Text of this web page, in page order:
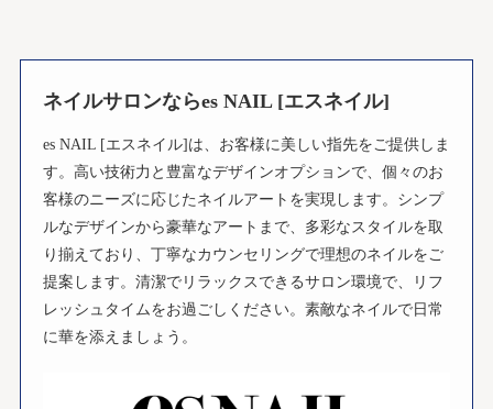
ネイルサロンならes NAIL [エスネイル]
es NAIL [エスネイル]は、お客様に美しい指先をご提供しま
す。高い技術力と豊富なデザインオプションで、個々のお
客様のニーズに応じたネイルアートを実現します。シンプ
ルなデザインから豪華なアートまで、多彩なスタイルを取
り揃えており、丁寧なカウンセリングで理想のネイルをご
提案します。清潔でリラックスできるサロン環境で、リフ
レッシュタイムをお過ごしください。素敵なネイルで日常
に華を添えましょう。